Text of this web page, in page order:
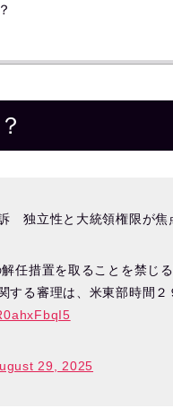
独立性と大統領権限が焦
任措置を取ることを禁じ
する審理は、米東部時間
29, 2025